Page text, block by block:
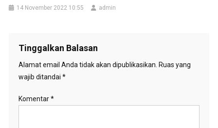
14 November 2022 10:55 admin
Tinggalkan Balasan
Alamat email Anda tidak akan dipublikasikan. Ruas yang
wajib ditandai *
Komentar*